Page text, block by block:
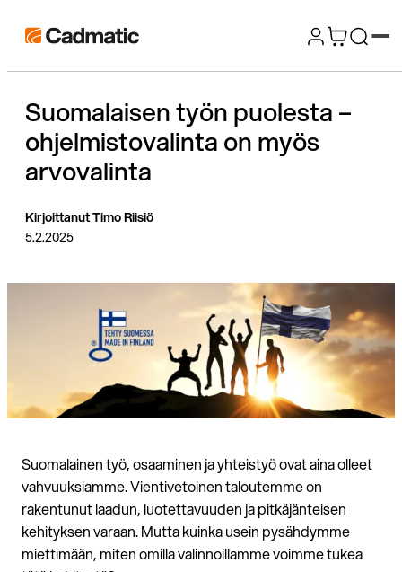
Siirry
suoraan
sisältöön
Cadmatic
3D
&
Engineering
Software
Suomalaisen työn puolesta –
ohjelmistovalinta on myös
arvovalinta
Kirjoittanut Timo Riisiö
5.2.2025
Suomalainen työ, osaaminen ja yhteistyö ovat aina olleet
vahvuuksiamme. Vientivetoinen taloutemme on
rakentunut laadun, luotettavuuden ja pitkäjänteisen
kehityksen varaan. Mutta kuinka usein pysähdymme
miettimään, miten omilla valinnoillamme voimme tukea